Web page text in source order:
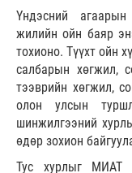
Үндэсний
жилийн ойн баяр
тохионо. Түүхт ойн
салбарын хөгжил,
тээврийн хөгжил,
олон улсын
шинжилгээний
өдөр зохион
Тус хурлыг МИАТ